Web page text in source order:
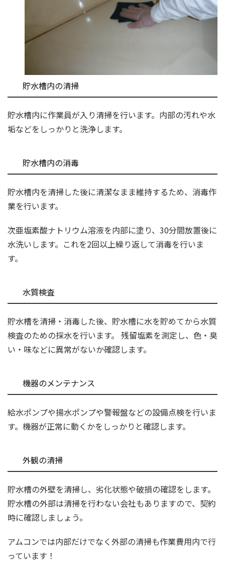
貯水槽内の清掃
貯水槽内に作業員が入り清掃を行います。内部の汚れや水
垢などをしっかりと洗浄します。
貯水槽内の消毒
貯水槽内を清掃した後に清潔なまま維持するため、消毒作
業を行います。
次亜塩素酸ナトリウム溶液を内部に塗り、30分間放置後に
水洗いします。これを2回以上繰り返して消毒を行いま
す。
水質検査
貯水槽を清掃・消毒した後、貯水槽に水を貯めてから水質
検査のための採水を行います。 残留塩素を測定し、色・臭
い・味などに異常がないか確認します。
機器のメンテナンス
給水ポンプや揚水ポンプや警報盤などの設備点検を行いま
す。機器が正常に動くかをしっかりと確認します。
外観の清掃
貯水槽の外壁を清掃し、劣化状態や破損の確認をします。
貯水槽の外部は清掃を行わない会社もありますので、契約
時に確認しましょう。
アムコンでは内部だけでなく外部の清掃も作業費用内で行
っています！